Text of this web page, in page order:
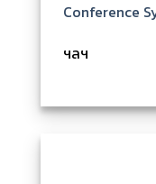
Conference
ฯลฯ